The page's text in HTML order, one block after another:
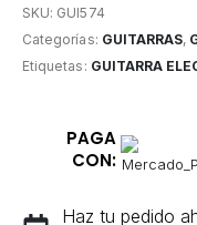
SKU: GUI574
Categorías: GUITARRAS,
Etiquetas: GUITARRA
PAGA
CON:
Haz tu pedido